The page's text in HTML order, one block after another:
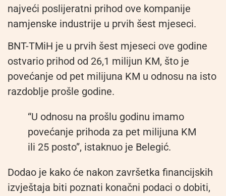
najveći poslijeratni prihod ove kompanije
namjenske industrije u prvih šest mjeseci.
BNT-TMiH je u prvih šest mjeseci ove godine
ostvario prihod od 26,1 milijun KM, što je
povećanje od pet milijuna KM u odnosu na isto
razdoblje prošle godine.
“U odnosu na prošlu godinu imamo
povećanje prihoda za pet milijuna KM
ili 25 posto”, istaknuo je Belegić.
Dodao je kako će nakon završetka financijskih
izvještaja biti poznati konačni podaci o dobiti,